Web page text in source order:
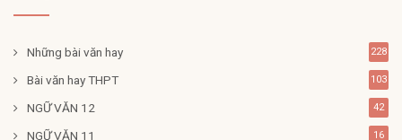
Những bài văn hay 228
Bài văn hay THPT 103
NGỮ VĂN 12 42
NGỮ VĂN 11 16